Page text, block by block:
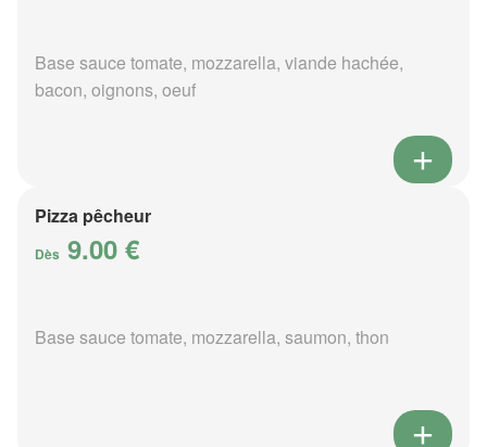
Base sauce tomate, mozzarella, viande hachée,
bacon, oignons, oeuf
Pizza pêcheur
Dès 9.00 €
Base sauce tomate, mozzarella, saumon, thon